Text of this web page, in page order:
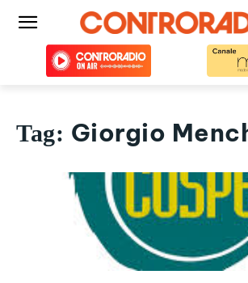
Tag: Giorgio